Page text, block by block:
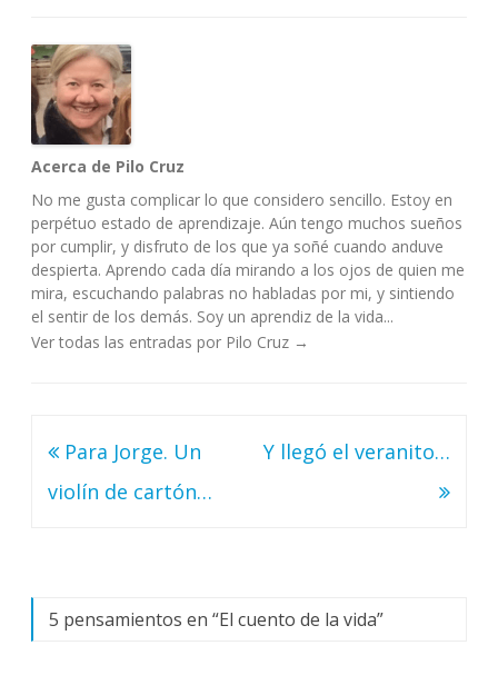
Acerca de Pilo Cruz
No me gusta complicar lo que considero sencillo. Estoy en
perpétuo estado de aprendizaje. Aún tengo muchos sueños
por cumplir, y disfruto de los que ya soñé cuando anduve
despierta. Aprendo cada día mirando a los ojos de quien me
mira, escuchando palabras no habladas por mi, y sintiendo
el sentir de los demás. Soy un aprendiz de la vida...
Ver todas las entradas por Pilo Cruz →
Navegación
de
Para Jorge. Un
violín de cartón…
Y llegó el veranito…
5 pensamientos en “El cuento de la vida”